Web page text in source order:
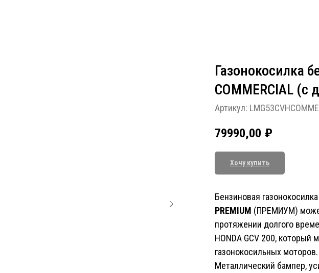
Газонокосилка
COMMERCIAL (с
Артикул:
79990,00 ₽
Хочу купить
Бензиновая
PREMIUM (ПРЕМИУМ)
протяжении долгого
HONDA GCV 200,
газонокосильных моторов.
Металлический бампер,